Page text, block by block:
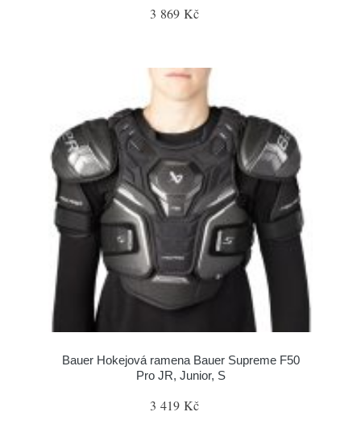
3 869 Kč
Bauer Hokejová ramena Bauer Supreme F50
Pro JR, Junior, S
3 419 Kč